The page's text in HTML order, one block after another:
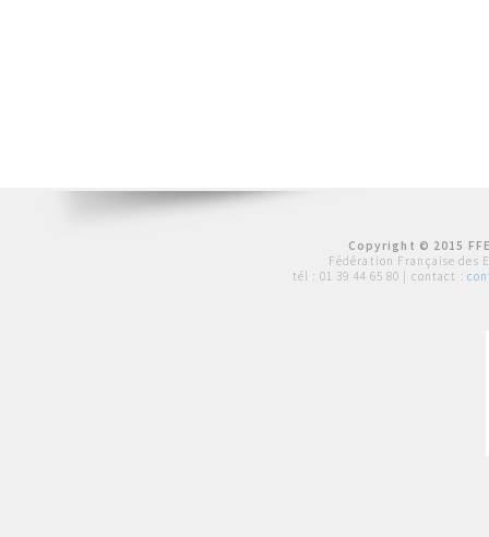
Copyright © 2015
Fédération Française des
tél : 01 39 44 65 80 | contact :